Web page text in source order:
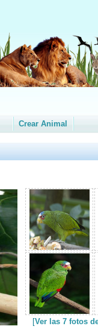
Crear Animal
[Ver las 7 fotos